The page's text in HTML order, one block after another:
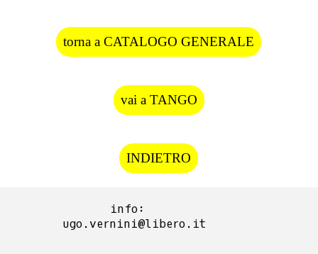
torna a CATALOGO GENERALE
vai a TANGO
INDIETRO
info:
ugo.vernini@libero.it